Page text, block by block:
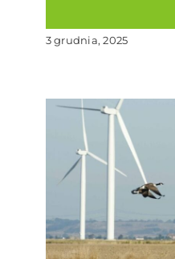
3 grudnia, 2025